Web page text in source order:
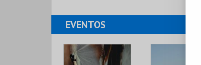
EVENTOS